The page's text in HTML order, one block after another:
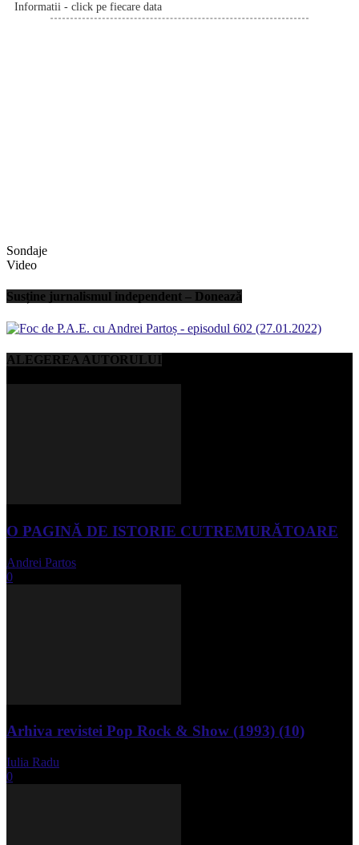
Informatii - click pe fiecare data
Sondaje
Video
Susține jurnalismul independent – Donează
ALEGEREA AUTORULUI
O PAGINĂ DE ISTORIE CUTREMURĂTOARE
Andrei Partos
0
Arhiva revistei Pop Rock & Show (1993) (10)
Iulia Radu
0